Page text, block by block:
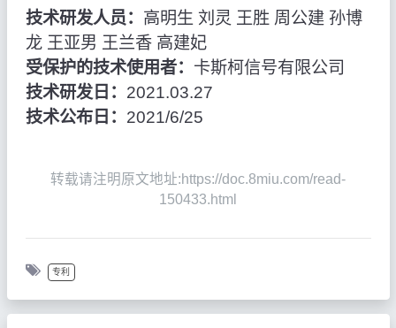
技术研发人员： 高明生 刘灵 王胜 周公建 孙博
龙 王亚男 王兰香 高建妃
受保护的技术使用者： 卡斯柯信号有限公司
技术研发日： 2021.03.27
技术公布日： 2021/6/25
转载请注明原文地址:https://doc.8miu.com/read-
150433.html
专利